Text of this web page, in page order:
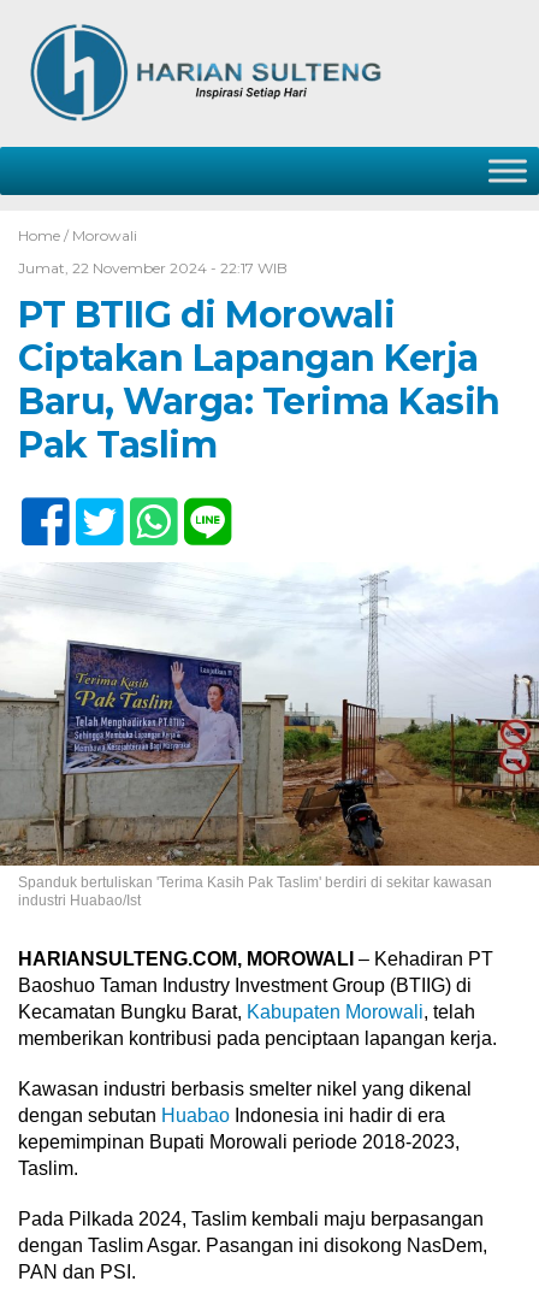
Home / Morowali
Jumat, 22 November 2024 - 22:17 WIB
PT BTIIG di Morowali
Ciptakan Lapangan Kerja
Baru, Warga: Terima Kasih
Pak Taslim
Spanduk bertuliskan 'Terima Kasih Pak Taslim' berdiri di sekitar kawasan
industri Huabao/Ist
HARIANSULTENG.COM, MOROWALI – Kehadiran PT
Baoshuo Taman Industry Investment Group (BTIIG) di
Kecamatan Bungku Barat, Kabupaten Morowali, telah
memberikan kontribusi pada penciptaan lapangan kerja.
Kawasan industri berbasis smelter nikel yang dikenal
dengan sebutan Huabao Indonesia ini hadir di era
kepemimpinan Bupati Morowali periode 2018-2023,
Taslim.
Pada Pilkada 2024, Taslim kembali maju berpasangan
dengan Taslim Asgar. Pasangan ini disokong NasDem,
PAN dan PSI.